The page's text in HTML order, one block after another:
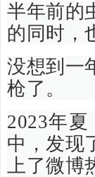
半年前的
的同时，
没想到一
枪了。
2023年
中，发现
上了微博